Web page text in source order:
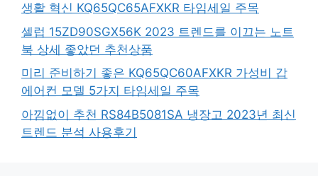
생활 혁신 KQ65QC65AFXKR 타임세일 주목
셀럽 15ZD90SGX56K 2023 트렌드를 이끄는 노트
북 상세 좋았던 추천상품
미리 준비하기 좋은 KQ65QC60AFXKR 가성비 갑
에어컨 모델 5가지 타임세일 주목
아낌없이 추천 RS84B5081SA 냉장고 2023년 최신
트렌드 분석 사용후기